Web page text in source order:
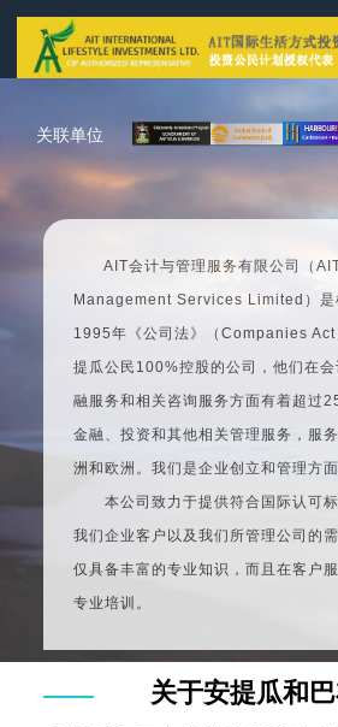
关联单位
AIT会计与管理服务有限公司（
Management Services Limited）是
1995年《公司法》（Companies Act
提瓜公民100%控股的公司，他们在
融服务和相关咨询服务方面有着超过
金融、投资和其他相关管理服务，服
洲和欧洲。我们是企业创立和管理方面
本公司致力于提供符合国际认可标
我们企业客户以及我们所管理公司的
仅具备丰富的专业知识，而且在客户
专业培训。
关于安提瓜和